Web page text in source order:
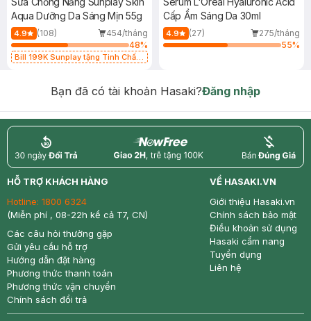
Aqua Dưỡng Da Sáng Mịn 55g
4.9 (108)
454/tháng
48%
Bill 199K Sunplay tặng Tinh Chất
Cấp Ẩm Sáng Da 30ml
4.9 (27)
275/tháng
55%
Bạn đã có tài khoản Hasaki?Đăng nhập
return nowfree price
HỖ TRỢ KHÁCH HÀNG
Hotline: 1800 6324
(Miễn phí , 08-22h kể cả T7, CN)
Các câu hỏi thường gặp
Gửi yêu cầu hỗ trợ
Hướng dẫn đặt hàng
Phương thức thanh toán
Phương thức vận chuyển
Chính sách đổi trả
VỀ HASAKI.VN
Giới thiệu Hasaki.vn
Chính sách bảo mật
Điều khoản sử dụng
Hasaki cẩm nang
Tuyển dụng
Liên hệ